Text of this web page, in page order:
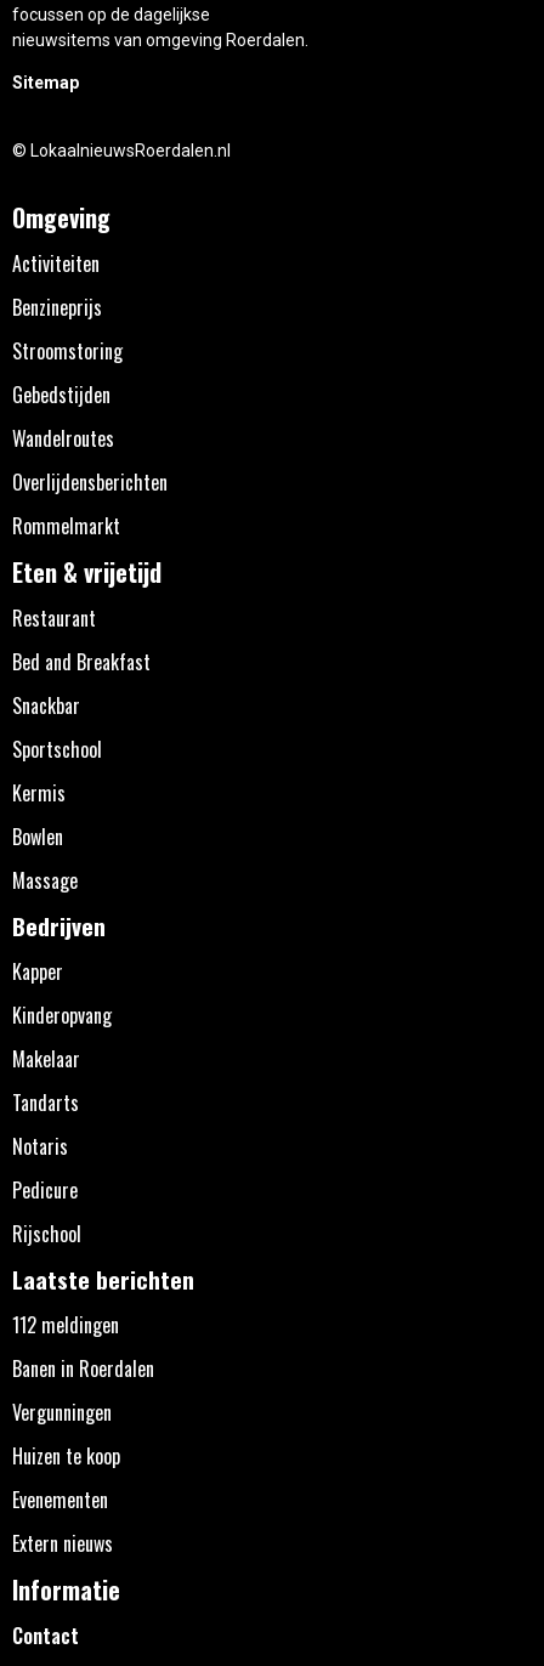
focussen op de dagelijkse
nieuwsitems van omgeving Roerdalen.
Sitemap
© LokaalnieuwsRoerdalen.nl
Omgeving
Activiteiten
Benzineprijs
Stroomstoring
Gebedstijden
Wandelroutes
Overlijdensberichten
Rommelmarkt
Eten & vrijetijd
Restaurant
Bed and Breakfast
Snackbar
Sportschool
Kermis
Bowlen
Massage
Bedrijven
Kapper
Kinderopvang
Makelaar
Tandarts
Notaris
Pedicure
Rijschool
Laatste berichten
112 meldingen
Banen in Roerdalen
Vergunningen
Huizen te koop
Evenementen
Extern nieuws
Informatie
Contact